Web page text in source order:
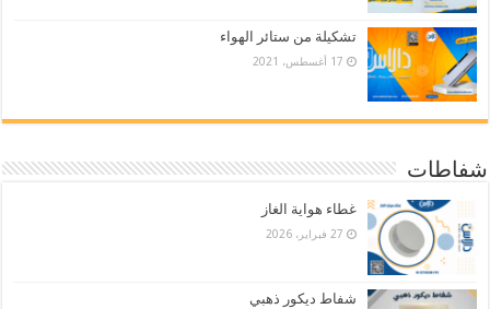
تشكيلة من ستائر الهواء
17 أغسطس، 2021
شفاطات
غطاء هواية الغاز
27 فبراير، 2026
شفاط ديكور ذهبي